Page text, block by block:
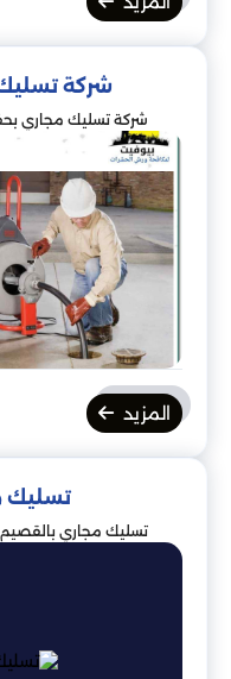
شركة
شركة تسليك مجاري
المزيد
تسليك
تسليك مجاري بالقصيم